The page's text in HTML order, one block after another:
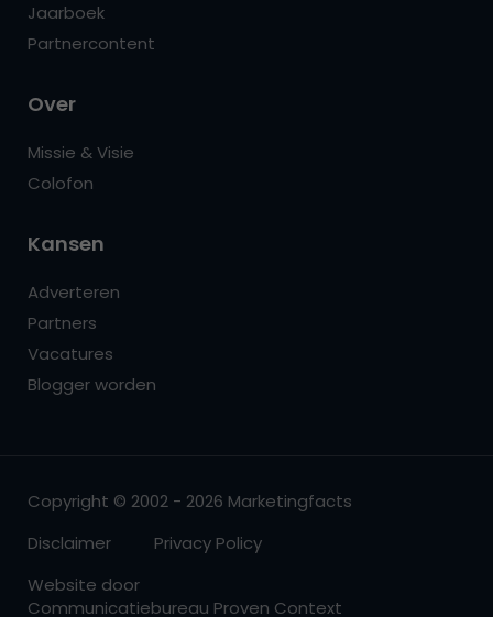
Jaarboek
Partnercontent
Over
Missie & Visie
Colofon
Kansen
Adverteren
Partners
Vacatures
Blogger worden
Copyright © 2002 - 2026 Marketingfacts
Disclaimer
Privacy Policy
Website door
Communicatiebureau Proven Context